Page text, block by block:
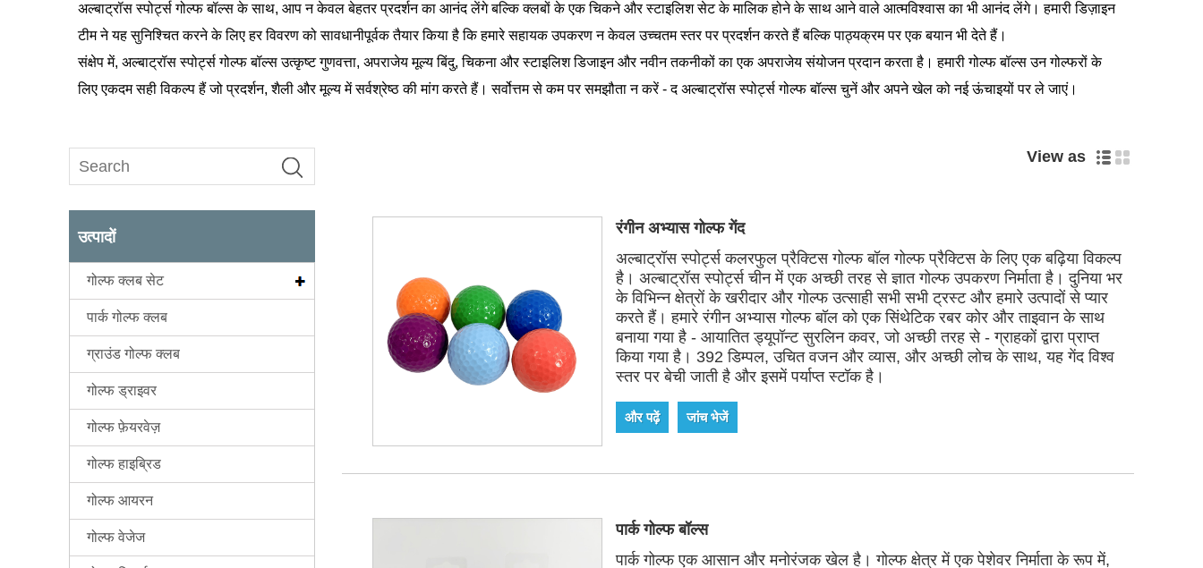
अल्बाट्रॉस स्पोर्ट्स गोल्फ बॉल्स के साथ, आप न केवल बेहतर प्रदर्शन का आनंद लेंगे बल्कि क्लबों के एक चिकने और स्टाइलिश सेट के मालिक होने के साथ आने वाले आत्मविश्वास का भी आनंद लेंगे। हमारी डिज़ाइन
टीम ने यह सुनिश्चित करने के लिए हर विवरण को सावधानीपूर्वक तैयार किया है कि हमारे सहायक उपकरण न केवल उच्चतम स्तर पर प्रदर्शन करते हैं बल्कि पाठ्यक्रम पर एक बयान भी देते हैं।
संक्षेप में, अल्बाट्रॉस स्पोर्ट्स गोल्फ बॉल्स उत्कृष्ट गुणवत्ता, अपराजेय मूल्य बिंदु, चिकना और स्टाइलिश डिजाइन और नवीन तकनीकों का एक अपराजेय संयोजन प्रदान करता है। हमारी गोल्फ बॉल्स उन गोल्फरों के
लिए एकदम सही विकल्प हैं जो प्रदर्शन, शैली और मूल्य में सर्वश्रेष्ठ की मांग करते हैं। सर्वोत्तम से कम पर समझौता न करें - द अल्बाट्रॉस स्पोर्ट्स गोल्फ बॉल्स चुनें और अपने खेल को नई ऊंचाइयों पर ले जाएं।
उत्पादों
गोल्फ क्लब सेट
पार्क गोल्फ क्लब
ग्राउंड गोल्फ क्लब
गोल्फ ड्राइवर
गोल्फ फ़ेयरवेज़
गोल्फ हाइब्रिड
गोल्फ आयरन
गोल्फ वेजेज
View as
रंगीन अभ्यास गोल्फ गेंद
अल्बाट्रॉस स्पोर्ट्स कलरफुल प्रैक्टिस गोल्फ बॉल गोल्फ प्रैक्टिस के लिए एक बढ़िया विकल्प
है। अल्बाट्रॉस स्पोर्ट्स चीन में एक अच्छी तरह से ज्ञात गोल्फ उपकरण निर्माता है। दुनिया भर
के विभिन्न क्षेत्रों के खरीदार और गोल्फ उत्साही सभी सभी ट्रस्ट और हमारे उत्पादों से प्यार
करते हैं। हमारे रंगीन अभ्यास गोल्फ बॉल को एक सिंथेटिक रबर कोर और ताइवान के साथ
बनाया गया है - आयातित ड्यूपॉन्ट सुरलिन कवर, जो अच्छी तरह से - ग्राहकों द्वारा प्राप्त
किया गया है। 392 डिम्पल, उचित वजन और व्यास, और अच्छी लोच के साथ, यह गेंद विश्व
स्तर पर बेची जाती है और इसमें पर्याप्त स्टॉक है।
और पढ़ें जांच भेजें
पार्क गोल्फ बॉल्स
पार्क गोल्फ एक आसान और मनोरंजक खेल है। गोल्फ क्षेत्र में एक पेशेवर निर्माता के रूप में,